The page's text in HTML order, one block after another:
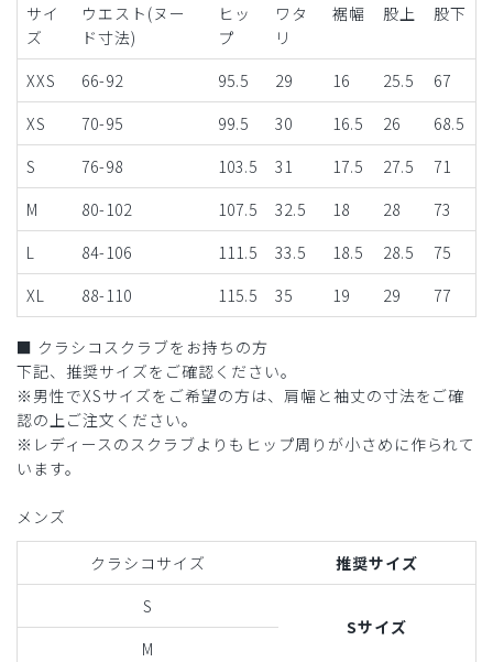
サイ
ズ
ウエスト(ヌー
ド寸法)
ヒッ
プ
ワタ
リ
裾幅 股上 股下
XXS 66-92 95.5 29 16 25.5
67
XS
70-95 99.5 30 16.5 26
68.5
S
76-98 103.5 31 17.5 27.5
71
M
80-102 107.5 32.5 18 28
73
L
84-106 111.5 33.5 18.5 28.5
75
XL
88-110 115.5 35 19 29 77
■ クラシコスクラブをお持ちの方
下記、推奨サイズをご確認ください。
※男性でXSサイズをご希望の方は、肩幅と袖丈の寸法をご確
認の上ご注文ください。
※レディースのスクラブよりもヒップ周りが小さめに作られて
います。
メンズ
クラシコサイズ
推奨サイズ
S
Sサイズ
M